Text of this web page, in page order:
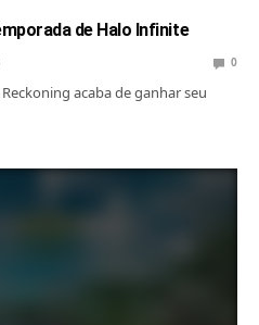
de Halo Infinite
0
acaba de ganhar seu